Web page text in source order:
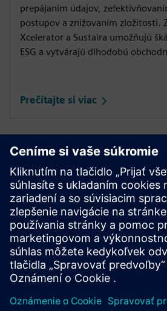
prepájaním údajov,
postupov a znižovaním zložitosti.
Xcelerator a Sustaira umožňujú
ESG a vytvárajú dlhodobú
Prečítajte si viac
Ešte nie Seller predajca?
Pripojte sa k dynamickej sieti
globálnu a celopriemyselnú
Become a Seller